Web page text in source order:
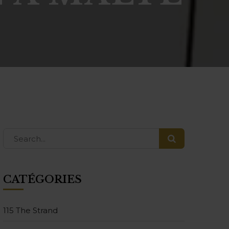
CATÉGORIES
115 The Strand